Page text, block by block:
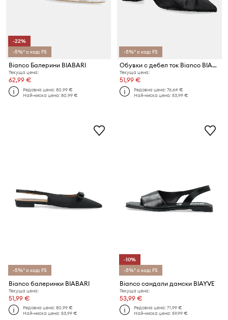
-22%
-5%* с код: FS
Bianco Балерини BIABARI
Текуща цена:
62,99 €
Редовна цена:80,99 €
Най-ниска цена:80,99 €
-5%* с код: FS
Обувки с дебел ток Bianco BIAMARALYN
Текуща цена:
51,99 €
Редовна цена:76,64 €
Най-ниска цена:53,99 €
-5%* с код: FS
Bianco балеринки BIABARI
Текуща цена:
51,99 €
Редовна цена:80,99 €
Най-ниска цена:53,99 €
-10%
-5%* с код: FS
Bianco сандали дамски BIAYVE
Текуща цена:
53,99 €
Редовна цена:71,99 €
Най-ниска цена:59,99 €